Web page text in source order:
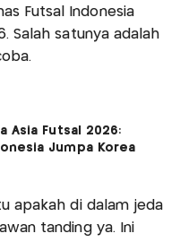
Futsal Indonesia
Salah satunya adalah
Asia Futsal 2026:
Jumpa Korea
apakah di dalam jeda
tanding ya. Ini